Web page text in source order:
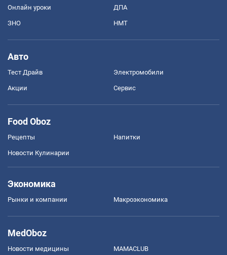
Онлайн уроки ДПА
ЗНО НМТ
Авто
Тест Драйв Электромобили
Акции Сервис
Food Oboz
Рецепты Напитки
Новости Кулинарии
Экономика
Рынки и компании Mакроэкономика
MedOboz
Новости медицины MAMACLUB